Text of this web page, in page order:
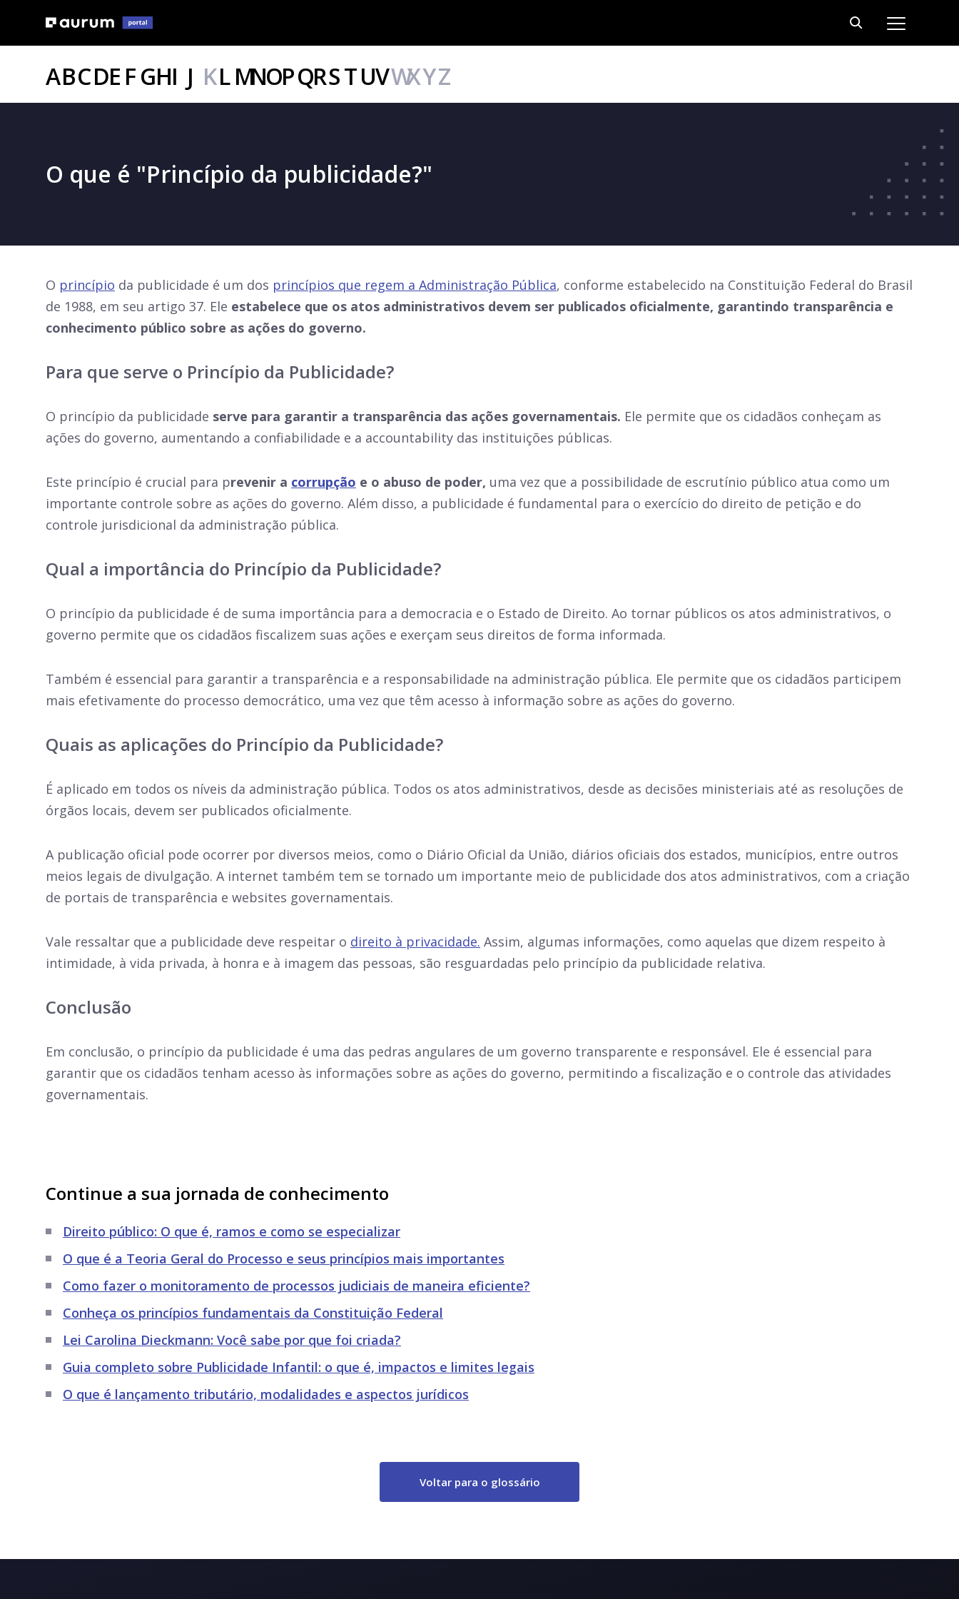
ABCDE FGHI J KLMNOPQRSTUVWXYZ
O que é "Princípio da publicidade?"
O princípio da publicidade é um dos princípios que regem a Administração Pública, conforme estabelecido na Constituição Federal do Brasil
de 1988, em seu artigo 37. Ele estabelece que os atos administrativos devem ser publicados oficialmente, garantindo transparência e
conhecimento público sobre as ações do governo.
Para que serve o Princípio da Publicidade?
O princípio da publicidade serve para garantir a transparência das ações governamentais. Ele permite que os cidadãos conheçam as
ações do governo, aumentando a confiabilidade e a accountability das instituições públicas.
Este princípio é crucial para prevenir a corrupção e o abuso de poder, uma vez que a possibilidade de escrutínio público atua como um
importante controle sobre as ações do governo. Além disso, a publicidade é fundamental para o exercício do direito de petição e do
controle jurisdicional da administração pública.
Qual a importância do Princípio da Publicidade?
O princípio da publicidade é de suma importância para a democracia e o Estado de Direito. Ao tornar públicos os atos administrativos, o
governo permite que os cidadãos fiscalizem suas ações e exerçam seus direitos de forma informada.
Também é essencial para garantir a transparência e a responsabilidade na administração pública. Ele permite que os cidadãos participem
mais efetivamente do processo democrático, uma vez que têm acesso à informação sobre as ações do governo.
Quais as aplicações do Princípio da Publicidade?
É aplicado em todos os níveis da administração pública. Todos os atos administrativos, desde as decisões ministeriais até as resoluções de
órgãos locais, devem ser publicados oficialmente.
A publicação oficial pode ocorrer por diversos meios, como o Diário Oficial da União, diários oficiais dos estados, municípios, entre outros
meios legais de divulgação. A internet também tem se tornado um importante meio de publicidade dos atos administrativos, com a criação
de portais de transparência e websites governamentais.
Vale ressaltar que a publicidade deve respeitar o direito à privacidade. Assim, algumas informações, como aquelas que dizem respeito à
intimidade, à vida privada, à honra e à imagem das pessoas, são resguardadas pelo princípio da publicidade relativa.
Conclusão
Em conclusão, o princípio da publicidade é uma das pedras angulares de um governo transparente e responsável. Ele é essencial para
garantir que os cidadãos tenham acesso às informações sobre as ações do governo, permitindo a fiscalização e o controle das atividades
governamentais.
Continue a sua jornada de conhecimento
Direito público: O que é, ramos e como se especializar
O que é a Teoria Geral do Processo e seus princípios mais importantes
Como fazer o monitoramento de processos judiciais de maneira eficiente?
Conheça os princípios fundamentais da Constituição Federal
Lei Carolina Dieckmann: Você sabe por que foi criada?
Guia completo sobre Publicidade Infantil: o que é, impactos e limites legais
O que é lançamento tributário, modalidades e aspectos jurídicos
Voltar para o glossário